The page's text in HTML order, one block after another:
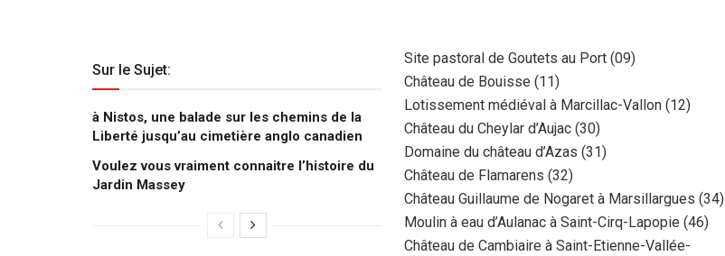
Sur le Sujet:
à Nistos, une balade sur les chemins de la
Liberté jusqu’au cimetière anglo canadien
Voulez vous vraiment connaitre l’histoire du
Jardin Massey
Site pastoral de Goutets au Port (09)
Château de Bouisse (11)
Lotissement médiéval à Marcillac-Vallon (12)
Château du Cheylar d’Aujac (30)
Domaine du château d’Azas (31)
Château de Flamarens (32)
Château Guillaume de Nogaret à Marsillargues (34)
Moulin à eau d’Aulanac à Saint-Cirq-Lapopie (46)
Château de Cambiaire à Saint-Etienne-Vallée-